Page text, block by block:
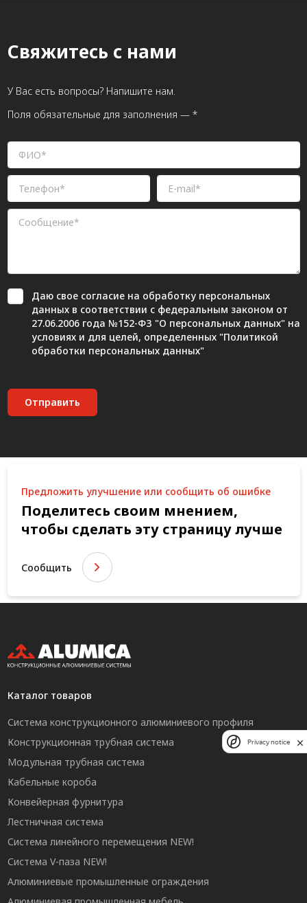
Свяжитесь с нами
У Вас есть вопросы? Напишите нам.
Поля обязательные для заполнения — *
Даю свое согласиена обработку персональных
данных в соответствии с федеральным законом от
27.06.2006 года №152-ФЗ "О персональных данных" на
условиях и для целей, определенных "Политикой
обработки персональных данных"
Отправить
Предложить улучшение или сообщить об ошибке
Поделитесь своим мнением,
чтобы сделать эту страницу лучше
Сообщить
Каталог товаров
Система конструкционного алюминиевого профиля
Конструкционная трубная система
Модульная трубная система
Кабельные короба
Конвейерная фурнитура
Лестничная система
Система линейного перемещения NEW!
Система V-паза NEW!
Алюминиевые промышленные ограждения
Privacy notice